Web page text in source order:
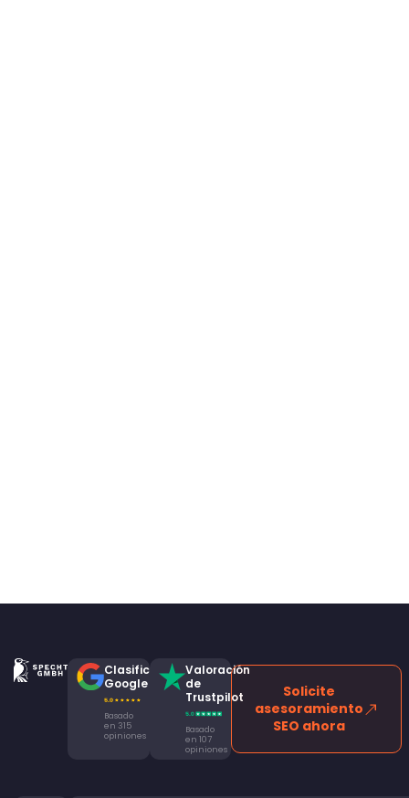
Clasificación
Google
Basado
en 315
opiniones
Valoración
de
Trustpilot
Basado
en 107
opiniones
Solicite
asesoramiento
SEO ahora